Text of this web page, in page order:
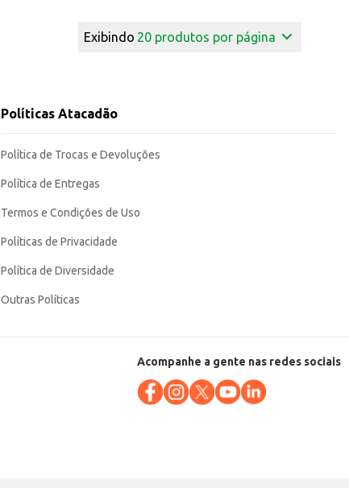
Exibindo 20 produtos por página
Políticas Atacadão
Política de Trocas e Devoluções
Política de Entregas
Termos e Condições de Uso
Políticas de Privacidade
Política de Diversidade
Outras Políticas
Acompanhe a gente nas redes sociais